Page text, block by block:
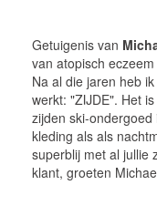
Getuigenis van
van atopisch
Na al die jaren heb
werkt: "ZIJDE". Het
zijden ski-
kleding als als
superblij met al jullie
klant, groeten